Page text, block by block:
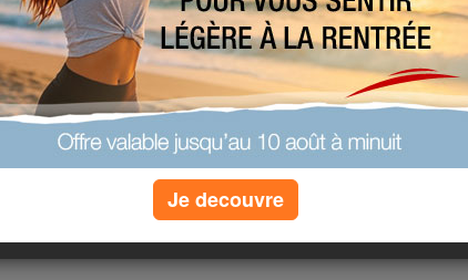
glace maison sans sucre .......
Je decouvre